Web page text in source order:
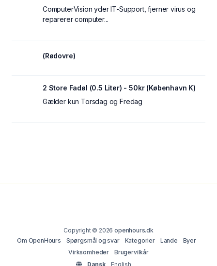
ComputerVision yder IT-Support, fjerner virus og
reparerer computer...
(Rødovre)
2 Store Fadøl (0.5 Liter) - 50kr (København K)
Gælder kun Torsdag og Fredag
Copyright © 2026openhours.dk
Om OpenHours
Spørgsmål og svar Kategorier Lande
Byer
Virksomheder
Brugervilkår
Dansk
English